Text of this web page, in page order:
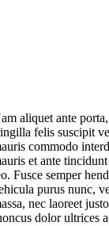
aliquet ante
felis suscipit
commodo
et ante
Fusce semper
purus nunc,
nec laoreet
dolor ultrices